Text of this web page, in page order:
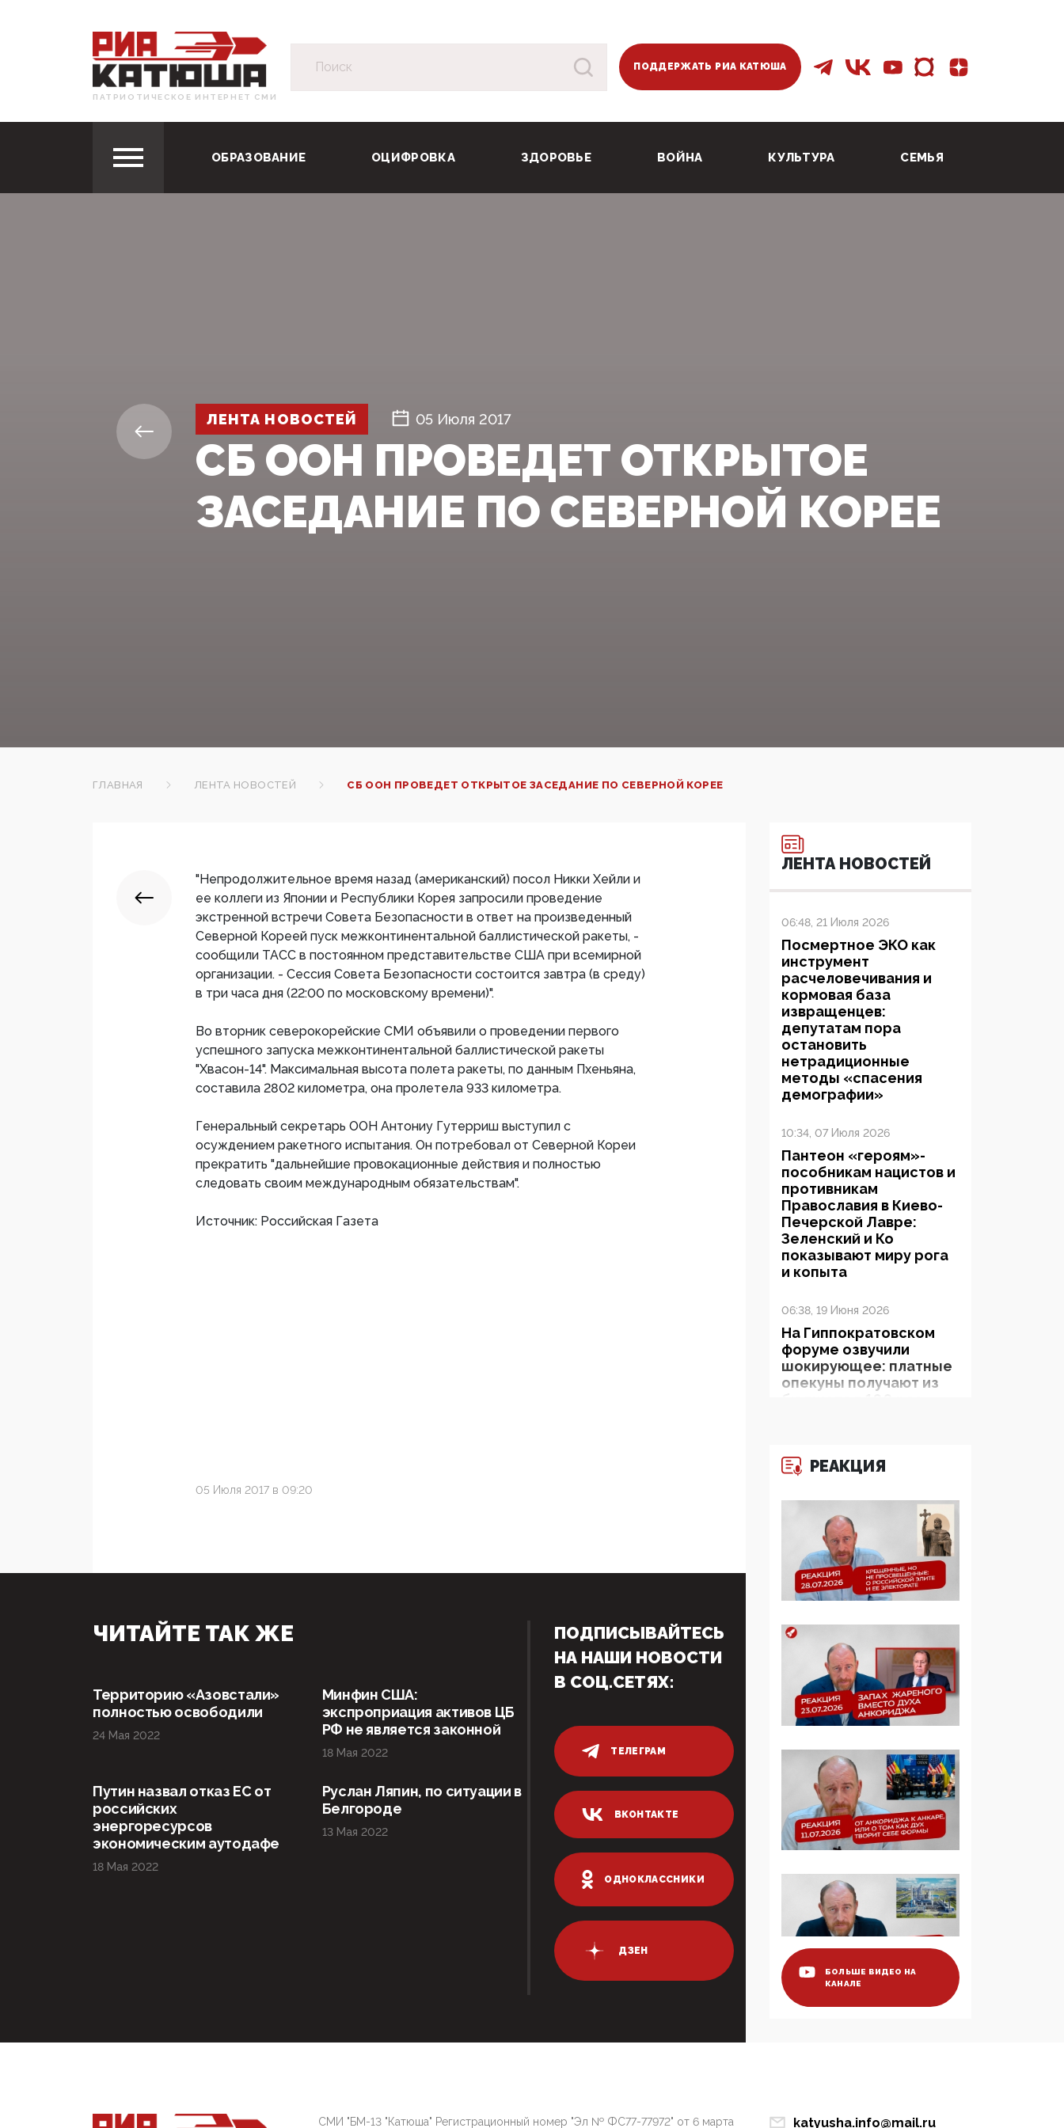
ПАТРИОТИЧЕСКОЕ ИНТЕРНЕТ СМИ
ПОДДЕРЖАТЬ РИА КАТЮША
ОБРАЗОВАНИЕ ОЦИФРОВКА ЗДОРОВЬЕ ВОЙНА КУЛЬТУРА СЕМЬЯ
ЛЕНТА НОВОСТЕЙ 05 Июля 2017
СБ ООН ПРОВЕДЕТ ОТКРЫТОЕ
ЗАСЕДАНИЕ ПО СЕВЕРНОЙ КОРЕЕ‍
ГЛАВНАЯ ЛЕНТА НОВОСТЕЙ СБ ООН ПРОВЕДЕТ ОТКРЫТОЕ ЗАСЕДАНИЕ ПО СЕВЕРНОЙ КОРЕЕ‍
"Непродолжительное время назад (американский) посол Никки Хейли и
ее коллеги из Японии и Республики Корея запросили проведение
экстренной встречи Совета Безопасности в ответ на произведенный
Северной Кореей пуск межконтинентальной баллистической ракеты, -
сообщили ТАСС в постоянном представительстве США при всемирной
организации. - Сессия Совета Безопасности состоится завтра (в среду)
в три часа дня (22:00 по московскому времени)".
Во вторник северокорейские СМИ объявили о проведении первого
успешного запуска межконтинентальной баллистической ракеты
"Хвасон-14". Максимальная высота полета ракеты, по данным Пхеньяна,
составила 2802 километра, она пролетела 933 километра.
Генеральный секретарь ООН Антониу Гутерриш выступил с
осуждением ракетного испытания. Он потребовал от Северной Кореи
прекратить "дальнейшие провокационные действия и полностью
следовать своим международным обязательствам".
Источник: Российская Газета
05 Июля 2017 в 09:20
ЛЕНТА НОВОСТЕЙ
06:48, 21 Июля 2026
Посмертное ЭКО как
инструмент
расчеловечивания и
кормовая база
извращенцев:
депутатам пора
остановить
нетрадиционные
методы «спасения
демографии»
10:34, 07 Июля 2026
Пантеон «героям»-
пособникам нацистов и
противникам
Православия в Киево-
Печерской Лавре:
Зеленский и Ко
показывают миру рога
и копыта
06:38, 19 Июня 2026
На Гиппократовском
форуме озвучили
шокирующее: платные
опекуны получают из
05:00, 13 Июня 2026
Обществознания под
редакцией Медведева:
суверенитет,
традиционные
ценности и немного
двоемыслия
11:53, 09 Июня 2026
Прокуратура наконец
увидела
экстремистскую
деятельность ИИТО
ЮНЕСКО в России, но
продолжают
определять повестку в
образовании
09:43, 01 Июня 2026
5G за счет здоровья
намерено отобрать у
регионов и
муниципалитетов право
защищать жилые дома
и социальные объекты
от ЭМИ
05:58, 26 Мая 2026
07:39, 25 Мая 2026
РЕАКЦИЯ
БОЛЬШЕ ВИДЕО НА
КАНАЛЕ
ЧИТАЙТЕ ТАК ЖЕ
Территорию «Азовстали»
полностью освободили
24 Мая 2022
Минфин США:
экспроприация активов ЦБ
РФ не является законной
18 Мая 2022
Путин назвал отказ ЕС от
российских
энергоресурсов
экономическим аутодафе
18 Мая 2022
Руслан Ляпин, по ситуации в
Белгороде
13 Мая 2022
ПОДПИСЫВАЙТЕСЬ
НА НАШИ НОВОСТИ
В СОЦ.СЕТЯХ:
ТЕЛЕГРАМ
ВКОНТАКТЕ
ОДНОКЛАССНИКИ
ДЗЕН
СМИ "БМ-13 "Катюша" Регистрационный номер "Эл № ФС77-77972" от 6 марта katyusha.info@mail.ru